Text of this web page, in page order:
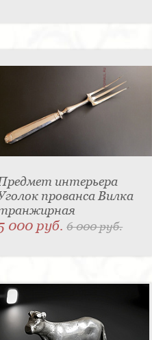
интерьера
прованса Вилка
000 руб.6 000 руб.